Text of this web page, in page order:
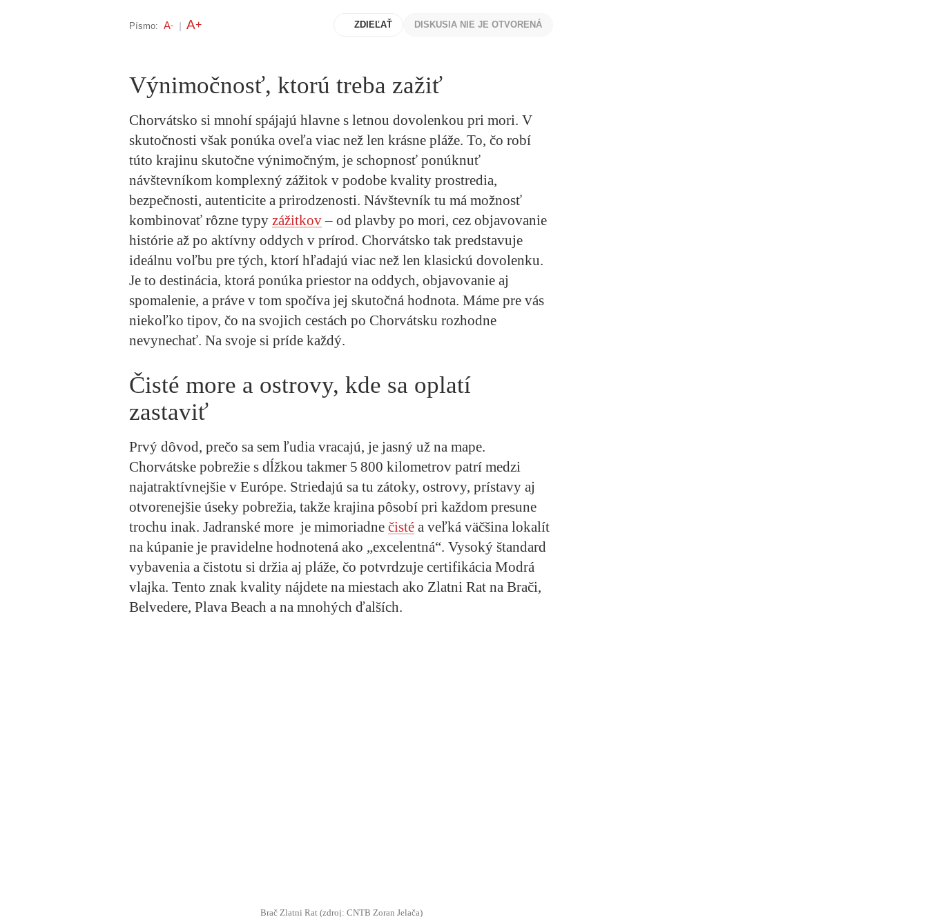
Písmo: A- A+ ZDIEĽAŤ DISKUSIA NIE JE OTVORENÁ
Výnimočnosť, ktorú treba zažiť
Chorvátsko si mnohí spájajú hlavne s letnou dovolenkou pri mori. V
skutočnosti však ponúka oveľa viac než len krásne pláže. To, čo robí
túto krajinu skutočne výnimočným, je schopnosť ponúknuť
návštevníkom komplexný zážitok v podobe kvality prostredia,
bezpečnosti, autenticite a prirodzenosti. Návštevník tu má možnosť
kombinovať rôzne typy zážitkov– od plavby po mori, cez objavovanie
histórie až po aktívny oddych v prírod. Chorvátsko tak predstavuje
ideálnu voľbu pre tých, ktorí hľadajú viac než len klasickú dovolenku.
Je to destinácia, ktorá ponúka priestor na oddych, objavovanie aj
spomalenie, a práve v tom spočíva jej skutočná hodnota. Máme pre vás
niekoľko tipov, čo na svojich cestách po Chorvátsku rozhodne
nevynechať. Na svoje si príde každý.
Čisté more a ostrovy, kde sa oplatí
zastaviť
Prvý dôvod, prečo sa sem ľudia vracajú, je jasný už na mape.
Chorvátske pobrežie s dĺžkou takmer 5 800 kilometrov patrí medzi
najatraktívnejšie v Európe. Striedajú sa tu zátoky, ostrovy, prístavy aj
otvorenejšie úseky pobrežia, takže krajina pôsobí pri každom presune
trochu inak. Jadranské more je mimoriadne čisté a veľká väčšina lokalít
na kúpanie je pravidelne hodnotená ako „excelentná“. Vysoký štandard
vybavenia a čistotu si držia aj pláže, čo potvrdzuje certifikácia Modrá
vlajka. Tento znak kvality nájdete na miestach ako Zlatni Rat na Brači,
Belvedere, Plava Beach a na mnohých ďalších.
Brač Zlatni Rat (zdroj: CNTB Zoran Jelača)